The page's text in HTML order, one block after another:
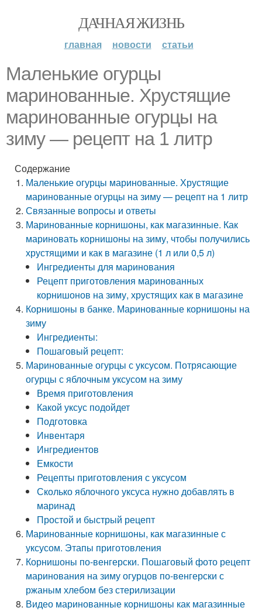
ДАЧНАЯ ЖИЗНЬ
главная новости статьи
Маленькие огурцы
маринованные. Хрустящие
маринованные огурцы на
зиму — рецепт на 1 литр
Содержание
Маленькие огурцы маринованные. Хрустящие
маринованные огурцы на зиму — рецепт на 1 литр
Связанные вопросы и ответы
Маринованные корнишоны, как магазинные. Как
мариновать корнишоны на зиму, чтобы получились
хрустящими и как в магазине (1 л или 0,5 л)
Ингредиенты для маринования
Рецепт приготовления маринованных
корнишонов на зиму, хрустящих как в магазине
Корнишоны в банке. Маринованные корнишоны на
зиму
Ингредиенты:
Пошаговый рецепт:
Маринованные огурцы с уксусом. Потрясающие
огурцы с яблочным уксусом на зиму
Время приготовления
Какой уксус подойдет
Подготовка
Инвентаря
Ингредиентов
Емкости
Рецепты приготовления с уксусом
Сколько яблочного уксуса нужно добавлять в
маринад
Простой и быстрый рецепт
Маринованные корнишоны, как магазинные с
уксусом. Этапы приготовления
Корнишоны по-венгерски. Пошаговый фото рецепт
маринования на зиму огурцов по-венгерски с
ржаным хлебом без стерилизации
Видео маринованные корнишоны как магазинные